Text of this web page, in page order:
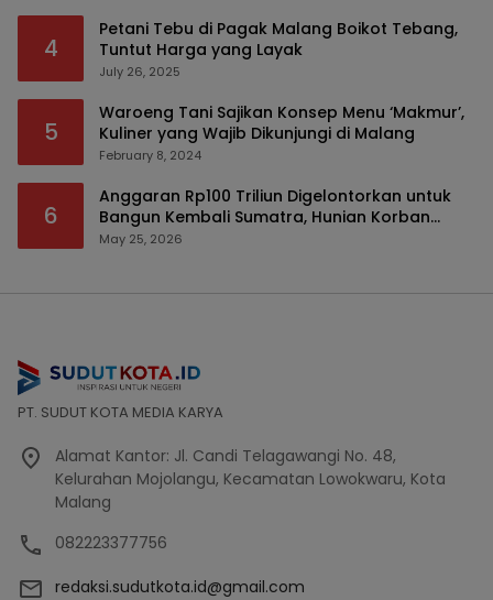
4
Petani Tebu di Pagak Malang Boikot Tebang,
Tuntut Harga yang Layak
July 26, 2025
5
Waroeng Tani Sajikan Konsep Menu ‘Makmur’,
Kuliner yang Wajib Dikunjungi di Malang
February 8, 2024
6
Anggaran Rp100 Triliun Digelontorkan untuk
Bangun Kembali Sumatra, Hunian Korban
Bencana Bakal Difokuskan
May 25, 2026
PT. SUDUT KOTA MEDIA KARYA
Alamat Kantor: Jl. Candi Telagawangi No. 48,
Kelurahan Mojolangu, Kecamatan Lowokwaru, Kota
Malang
082223377756
redaksi.sudutkota.id@gmail.com